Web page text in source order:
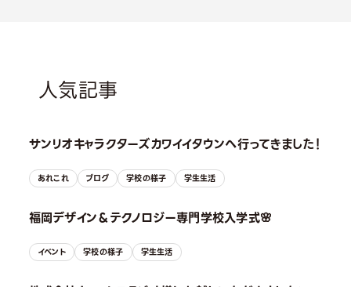
人気記事
サンリオキャラクターズカワイイタウンへ行ってきました！
あれこれ ブログ 学校の様子 学生生活
福岡デザイン＆テクノロジー専門学校入学式🌸
イベント 学校の様子 学生生活